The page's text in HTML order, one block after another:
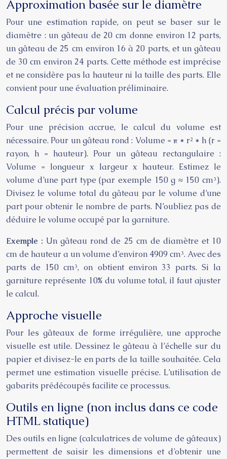
Approximation basée sur le diamètre
Pour une estimation rapide, on peut se baser sur le
diamètre : un gâteau de 20 cm donne environ 12 parts,
un gâteau de 25 cm environ 16 à 20 parts, et un gâteau
de 30 cm environ 24 parts. Cette méthode est imprécise
et ne considère pas la hauteur ni la taille des parts. Elle
convient pour une évaluation préliminaire.
Calcul précis par volume
Pour une précision accrue, le calcul du volume est
nécessaire. Pour un gâteau rond : Volume = π * r² * h (r =
rayon, h = hauteur). Pour un gâteau rectangulaire :
Volume = longueur x largeur x hauteur. Estimez le
volume d’une part type (par exemple 150 g ≈ 150 cm³).
Divisez le volume total du gâteau par le volume d’une
part pour obtenir le nombre de parts. N’oubliez pas de
déduire le volume occupé par la garniture.
Exemple : Un gâteau rond de 25 cm de diamètre et 10
cm de hauteur a un volume d’environ 4909 cm³. Avec des
parts de 150 cm³, on obtient environ 33 parts. Si la
garniture représente 10% du volume total, il faut ajuster
le calcul.
Approche visuelle
Pour les gâteaux de forme irrégulière, une approche
visuelle est utile. Dessinez le gâteau à l’échelle sur du
papier et divisez-le en parts de la taille souhaitée. Cela
permet une estimation visuelle précise. L’utilisation de
gabarits prédécoupés facilite ce processus.
Outils en ligne (non inclus dans ce code
HTML statique)
Des outils en ligne (calculatrices de volume de gâteaux)
permettent de saisir les dimensions et d’obtenir une